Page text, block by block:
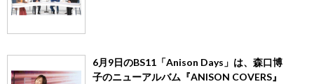
6月9日のBS11「Anison Days」は、森口博
子のニューアルバム『ANISON COVERS』